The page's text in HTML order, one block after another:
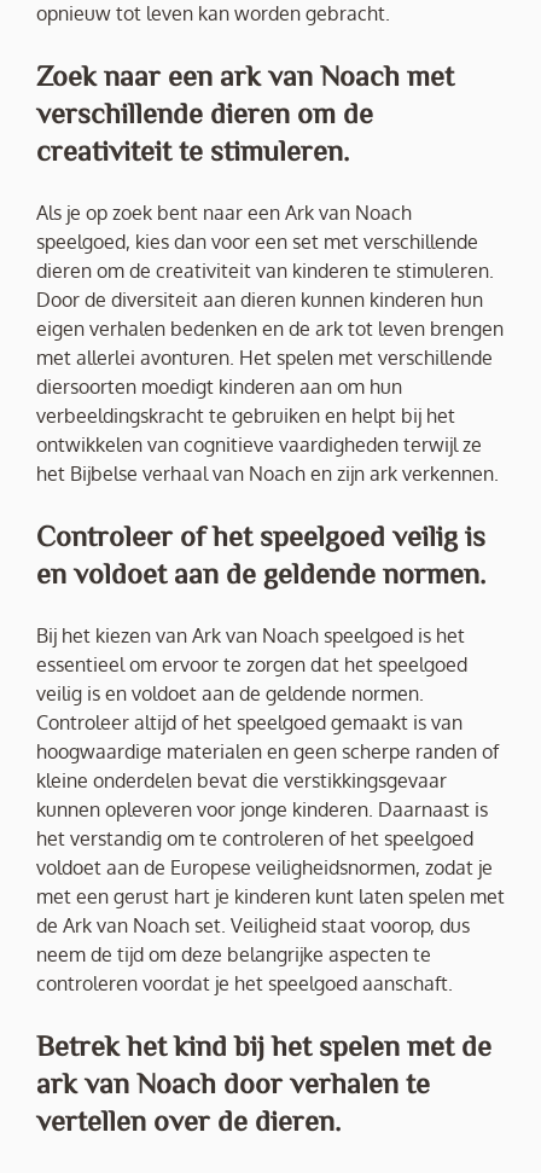
opnieuw tot leven kan worden gebracht.
Zoek naar een ark van Noach met
verschillende dieren om de
creativiteit te stimuleren.
Als je op zoek bent naar een Ark van Noach
speelgoed, kies dan voor een set met verschillende
dieren om de creativiteit van kinderen te stimuleren.
Door de diversiteit aan dieren kunnen kinderen hun
eigen verhalen bedenken en de ark tot leven brengen
met allerlei avonturen. Het spelen met verschillende
diersoorten moedigt kinderen aan om hun
verbeeldingskracht te gebruiken en helpt bij het
ontwikkelen van cognitieve vaardigheden terwijl ze
het Bijbelse verhaal van Noach en zijn ark verkennen.
Controleer of het speelgoed veilig is
en voldoet aan de geldende normen.
Bij het kiezen van Ark van Noach speelgoed is het
essentieel om ervoor te zorgen dat het speelgoed
veilig is en voldoet aan de geldende normen.
Controleer altijd of het speelgoed gemaakt is van
hoogwaardige materialen en geen scherpe randen of
kleine onderdelen bevat die verstikkingsgevaar
kunnen opleveren voor jonge kinderen. Daarnaast is
het verstandig om te controleren of het speelgoed
voldoet aan de Europese veiligheidsnormen, zodat je
met een gerust hart je kinderen kunt laten spelen met
de Ark van Noach set. Veiligheid staat voorop, dus
neem de tijd om deze belangrijke aspecten te
controleren voordat je het speelgoed aanschaft.
Betrek het kind bij het spelen met de
ark van Noach door verhalen te
vertellen over de dieren.